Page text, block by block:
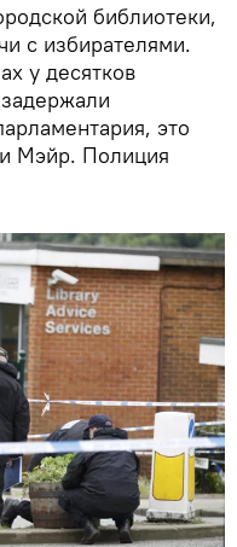
библиотеки,
с избирателями.
у десятков
это
Мэйр. Полиция